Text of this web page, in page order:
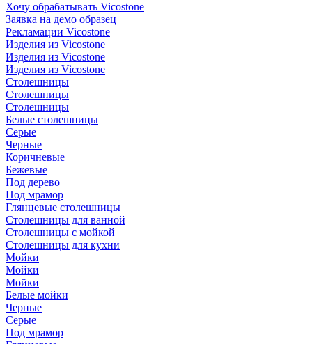
Хочу обрабатывать Vicostone
Заявка на демо образец
Рекламации Vicostone
Изделия из Vicostone
Изделия из Vicostone
Изделия из Vicostone
Столешницы
Столешницы
Столешницы
Белые столешницы
Серые
Черные
Коричневые
Бежевые
Под дерево
Под мрамор
Глянцевые столешницы
Столешницы для ванной
Столешницы с мойкой
Столешницы для кухни
Мойки
Мойки
Мойки
Белые мойки
Черные
Серые
Под мрамор